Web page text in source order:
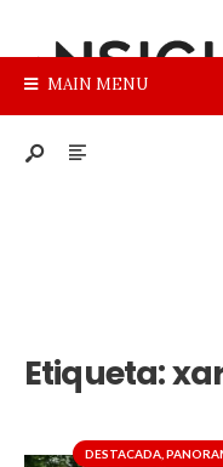
MAIN MENU
Etiqueta:
DESTACADA